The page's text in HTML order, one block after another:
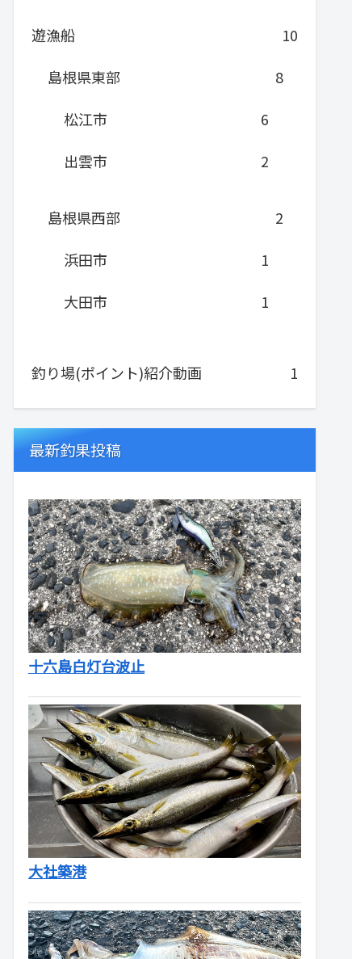
遊漁船
10
島根県東部
8
松江市
6
出雲市
2
島根県西部
2
浜田市
1
大田市
1
釣り場(ポイント)紹介動画 1
最新釣果投稿
十六島白灯台波止
大社築港